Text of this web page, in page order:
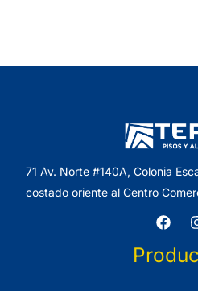
71 Av. Norte #140A, Colonia
costado oriente al Centro